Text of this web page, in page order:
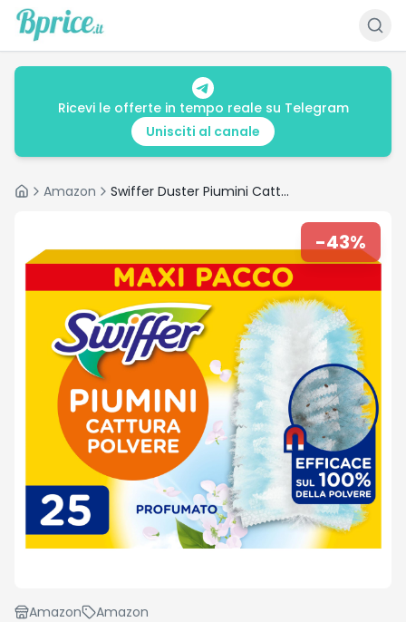
Ricevi le offerte in tempo reale su Telegram
Unisciti al canale
HomeAmazon Swiffer Duster Piumini Cattura Polvere, 25 Piumini, Cattura e Intrappola Polvere e Sporco, Raggiunge I Punti più Difficili della Casa, Maxi Formato
-43%
Amazon Amazon